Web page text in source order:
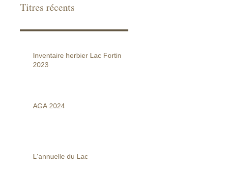
Titres récents
Inventaire herbier Lac Fortin
2023
AGA 2024
L'annuelle du Lac